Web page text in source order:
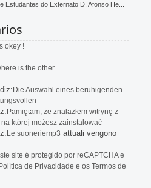
Estudantes do Externato D. Afonso He...
okey !
is the other
diz:Die Auswahl eines beruhigenden
Pamiętam, że znalazłem witrynę z
której możesz zainstalować
Le suoneriemp3 attuali vengono
site é protegido por reCAPTCHA e
de Privacidade e os Termos de